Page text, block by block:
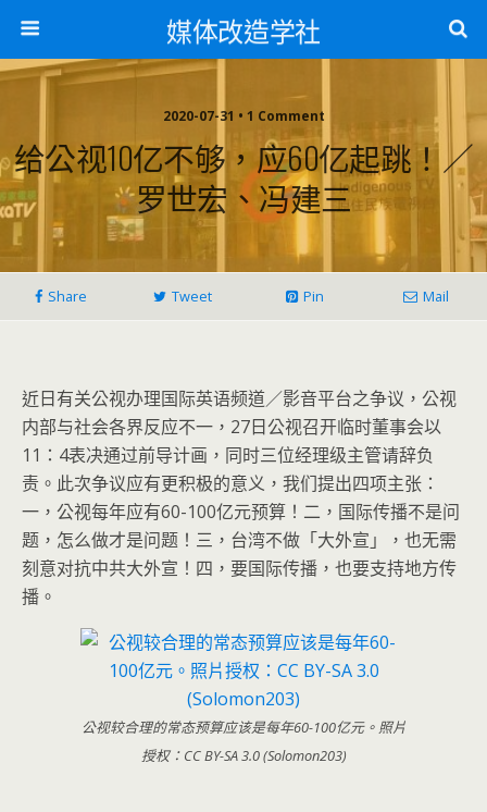
媒体改造学社
2020-07-31 • 1 Comment
给公视10亿不够，应60亿起跳！／
罗世宏、冯建三
Share Tweet Pin Mail
近日有关公视办理国际英语频道／影音平台之争议，公视
内部与社会各界反应不一，27日公视召开临时董事会以
11：4表决通过前导计画，同时三位经理级主管请辞负
责。此次争议应有更积极的意义，我们提出四项主张：
一，公视每年应有60-100亿元预算！二，国际传播不是问
题，怎么做才是问题！三，台湾不做「大外宣」，也无需
刻意对抗中共大外宣！四，要国际传播，也要支持地方传
播。
公视较合理的常态预算应该是每年60-100亿元。照片
授权：CC BY-SA 3.0 (Solomon203)